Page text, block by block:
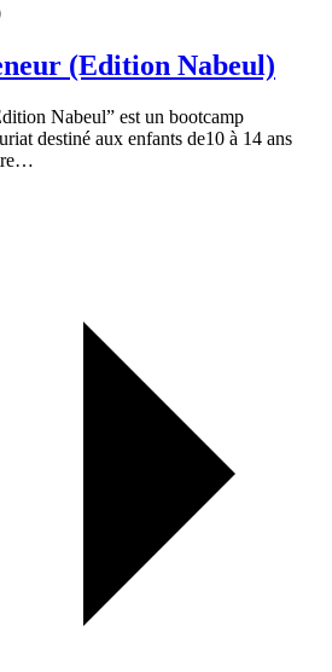
(Edition Nabeul)
Nabeul” est un bootcamp
destiné aux enfants de10 à 14 ans